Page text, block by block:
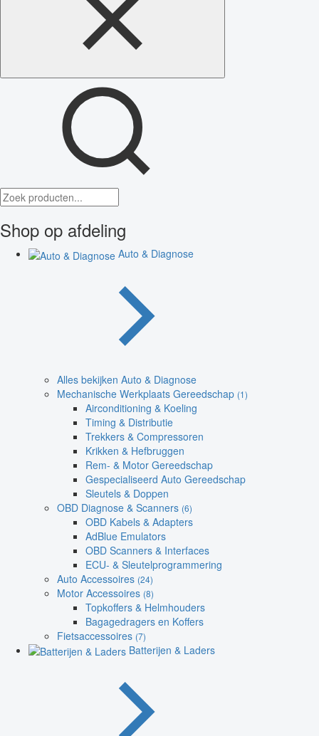
Shop op afdeling
Auto & Diagnose
Alles bekijken Auto & Diagnose
Mechanische Werkplaats Gereedschap (1)
Airconditioning & Koeling
Timing & Distributie
Trekkers & Compressoren
Krikken & Hefbruggen
Rem- & Motor Gereedschap
Gespecialiseerd Auto Gereedschap
Sleutels & Doppen
OBD Diagnose & Scanners (6)
OBD Kabels & Adapters
AdBlue Emulators
OBD Scanners & Interfaces
ECU- & Sleutelprogrammering
Auto Accessoires (24)
Motor Accessoires (8)
Topkoffers & Helmhouders
Bagagedragers en Koffers
Fietsaccessoires (7)
Batterijen & Laders